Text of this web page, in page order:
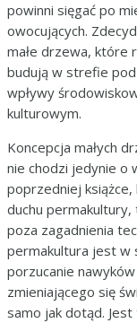
powinni sięgać po
owocujących.
małe drzewa, które
budują w strefie
wpływy
kulturowym.
Koncepcja małych
nie chodzi jedynie o
poprzedniej
duchu
poza zagadnienia
permakultura jest w
porzucanie
zmieniającego się
samo jak dotąd.